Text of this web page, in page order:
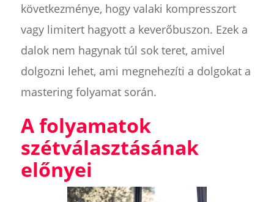
következménye, hogy valaki kompresszort
vagy limitert hagyott a keverőbuszon. Ezek a
dalok nem hagynak túl sok teret, amivel
dolgozni lehet, ami megnehezíti a dolgokat a
mastering folyamat során.
A folyamatok
szétválasztásának
előnyei